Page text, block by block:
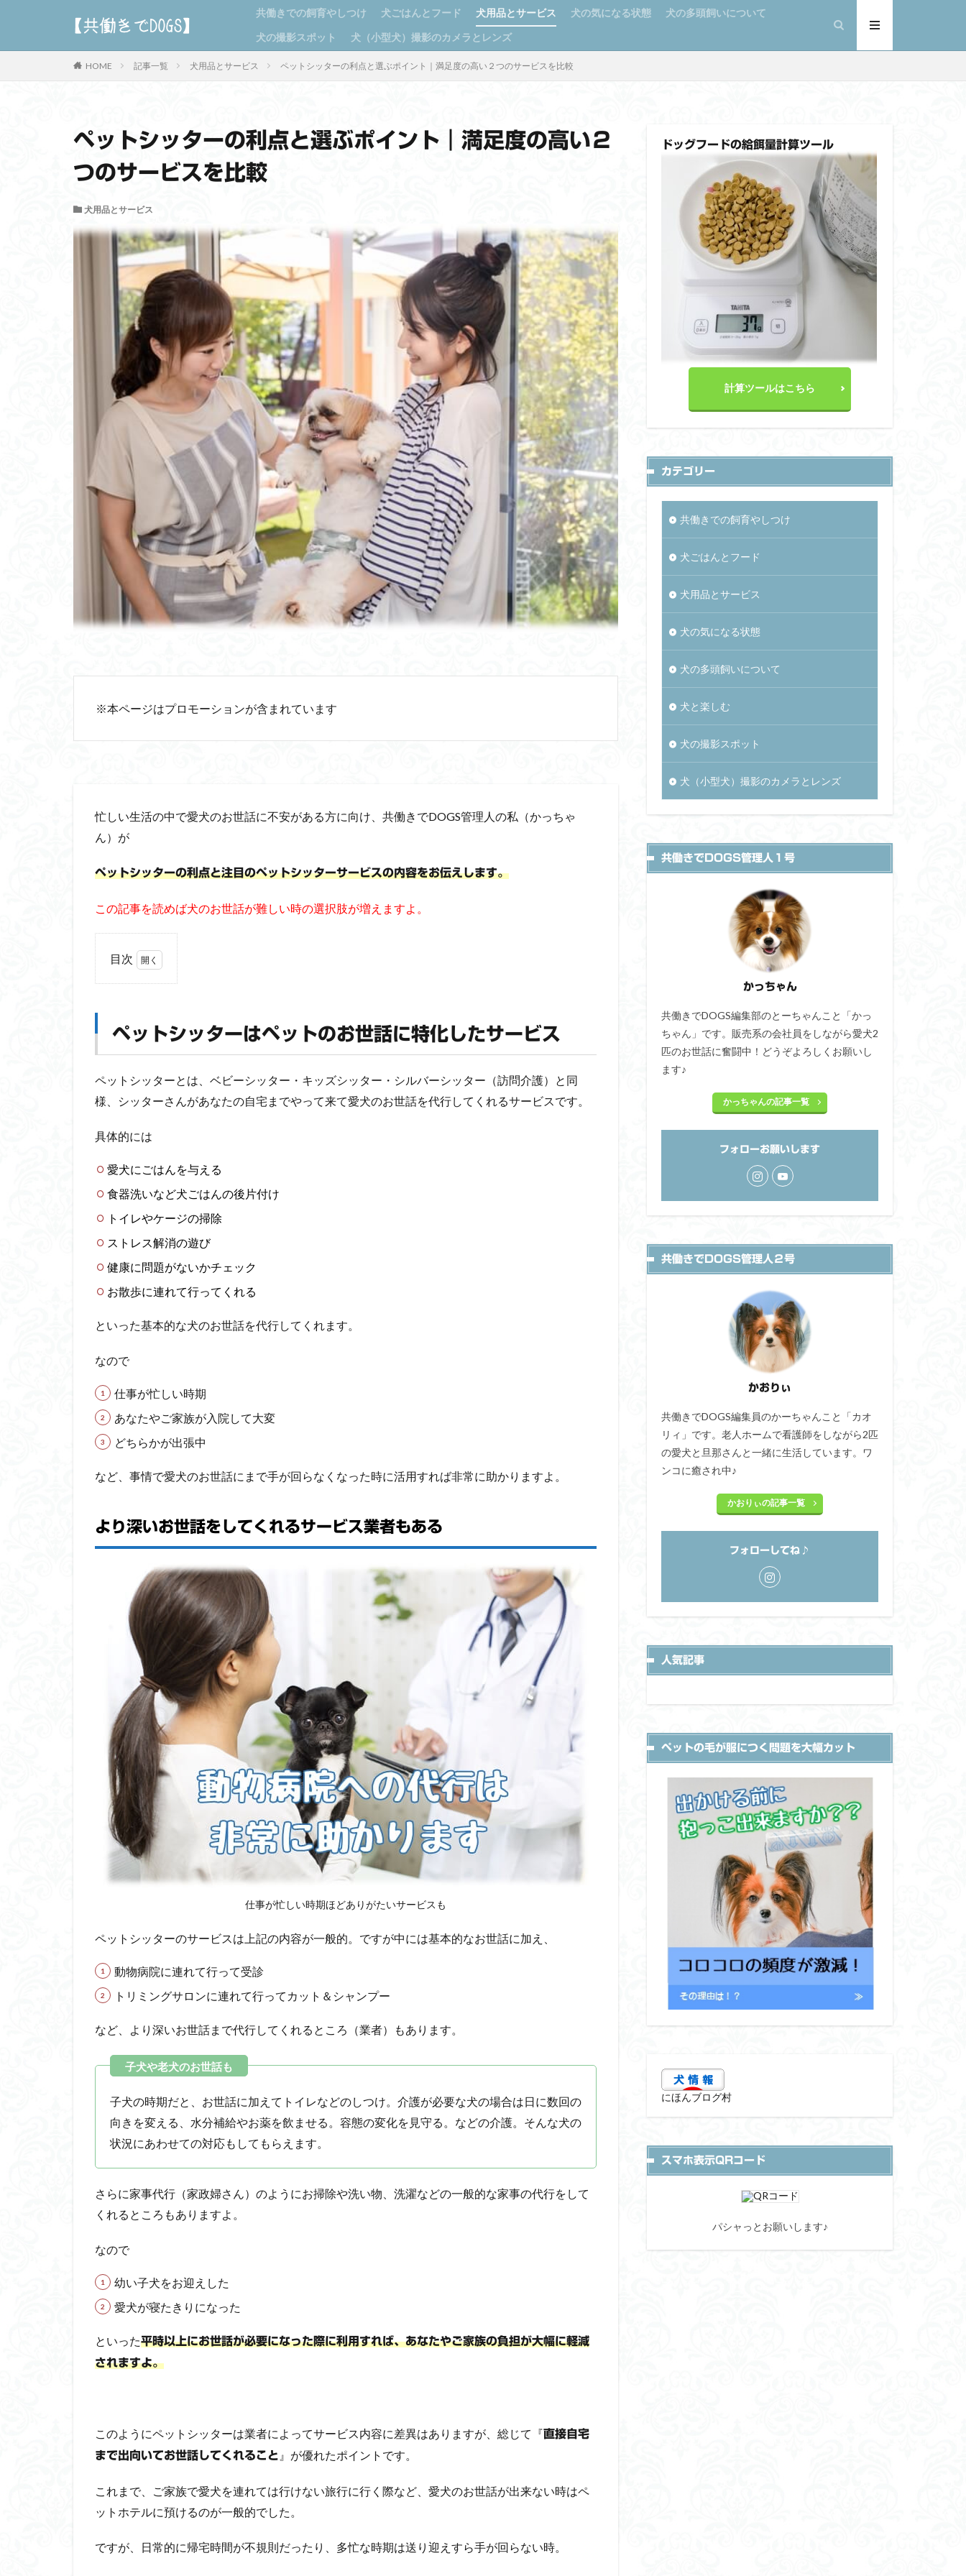
共働きでの飼育やしつけ 犬ごはんとフード 犬用品とサービス 犬の気になる状態
犬の多頭飼いについて
犬の撮影スポット
犬（小型犬）撮影のカメラとレンズ
HOME 記事一覧 犬用品とサービス ペットシッターの利点と選ぶポイント｜満足度の高い２つのサービスを比較
ペットシッターの利点と選ぶポイント｜満足度の高い２
つのサービスを比較
犬用品とサービス
※本ページはプロモーションが含まれています
忙しい生活の中で愛犬のお世話に不安がある方に向け、共働きでDOGS管理人の私（かっちゃ
ん）が
ペットシッターの利点と注目のペットシッターサービスの内容をお伝えします。
この記事を読めば犬のお世話が難しい時の選択肢が増えますよ。
目次
ト
ッ
ー
ッ
の
お
世
に
特
し
サ
ビ
1.1
深い
お世
して
るサ
者も
ある
トシ
ッタ
ーを
選ぶ
ポイ
は保
証や
証明
が明
確な
こと
2
注
目
を
集
つ
ペ
ト
ッ
ー
サ
ビ
ス
を
比
2.1
セワ
クル
リー
ッタ
サー
内容
＆価
格比
それ
ぞれ
のペ
シッ
サー
が適
ペットシッターはペットのお世話に特化したサービス
ペットシッターとは、ベビーシッター・キッズシッター・シルバーシッター（訪問介護）と同
様、シッターさんがあなたの自宅までやって来て愛犬のお世話を代行してくれるサービスです。
具体的には
愛犬にごはんを与える
食器洗いなど犬ごはんの後片付け
トイレやケージの掃除
ストレス解消の遊び
健康に問題がないかチェック
お散歩に連れて行ってくれる
といった基本的な犬のお世話を代行してくれます。
なので
仕事が忙しい時期
あなたやご家族が入院して大変
どちらかが出張中
など、事情で愛犬のお世話にまで手が回らなくなった時に活用すれば非常に助かりますよ。
より深いお世話をしてくれるサービス業者もある
仕事が忙しい時期ほどありがたいサービスも
ペットシッターのサービスは上記の内容が一般的。ですが中には基本的なお世話に加え、
動物病院に連れて行って受診
トリミングサロンに連れて行ってカット＆シャンプー
など、より深いお世話まで代行してくれるところ（業者）もあります。
子犬の時期だと、お世話に加えてトイレなどのしつけ。介護が必要な犬の場合は日に数回の
向きを変える、水分補給やお薬を飲ませる。容態の変化を見守る。などの介護。そんな犬の
状況にあわせての対応もしてもらえます。
さらに家事代行（家政婦さん）のようにお掃除や洗い物、洗濯などの一般的な家事の代行をして
くれるところもありますよ。
なので
幼い子犬をお迎えした
愛犬が寝たきりになった
といった平時以上にお世話が必要になった際に利用すれば、あなたやご家族の負担が大幅に軽減
されますよ。
このようにペットシッターは業者によってサービス内容に差異はありますが、総じて『直接自宅
まで出向いてお世話してくれること 』が優れたポイントです。
これまで、ご家族で愛犬を連れては行けない旅行に行く際など、愛犬のお世話が出来ない時はペ
ットホテルに預けるのが一般的でした。
ですが、日常的に帰宅時間が不規則だったり、多忙な時期は送り迎えすら手が回らない時。
ドッグフードの給餌量計算ツール
計算ツールはこちら
カテゴリー
共働きでの飼育やしつけ
犬ごはんとフード
犬用品とサービス
犬の気になる状態
犬の多頭飼いについて
犬と楽しむ
犬の撮影スポット
犬（小型犬）撮影のカメラとレンズ
共働きでDOGS管理人１号
かっちゃん
共働きでDOGS編集部のとーちゃんこと「かっ
ちゃん」です。販売系の会社員をしながら愛犬2
匹のお世話に奮闘中！どうぞよろしくお願いし
ます♪
かっちゃんの記事一覧
フォローお願いします
共働きでDOGS管理人２号
かおりぃ
共働きでDOGS編集員のかーちゃんこと「カオ
リィ」です。老人ホームで看護師をしながら2匹
の愛犬と旦那さんと一緒に生活しています。ワ
ンコに癒され中♪
かおりぃの記事一覧
フォローしてね♪
人気記事
ペットの毛が服につく問題を大幅カット
にほんブログ村
スマホ表示QRコード
パシャっとお願いします♪